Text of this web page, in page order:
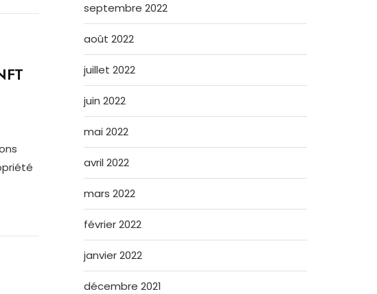
septembre 2022
août 2022
juillet 2022
juin 2022
mai 2022
avril 2022
mars 2022
février 2022
janvier 2022
décembre 2021